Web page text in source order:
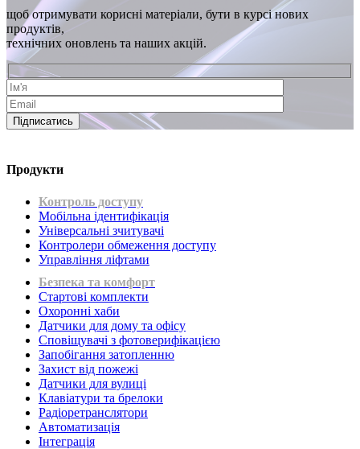
щоб отримувати корисні матеріали, бути в курсі нових
продуктів,
технічних оновлень та наших акцій.
Підписатись
Продукти
Контроль доступу
Мобільна ідентифікація
Універсальні зчитувачі
Контролери обмеження доступу
Управління ліфтами
Безпека та комфорт
Стартові комплекти
Охоронні хаби
Датчики для дому та офісу
Сповіщувачі з фотоверифікацією
Запобігання затопленню
Захист від пожежі
Датчики для вулиці
Клавіатури та брелоки
Радіоретранслятори
Автоматизація
Інтеграція